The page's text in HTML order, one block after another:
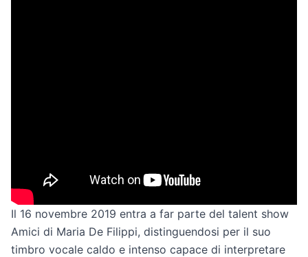
Il 16 novembre 2019 entra a far parte del talent show
Amici di Maria De Filippi, distinguendosi per il suo
timbro vocale caldo e intenso capace di interpretare